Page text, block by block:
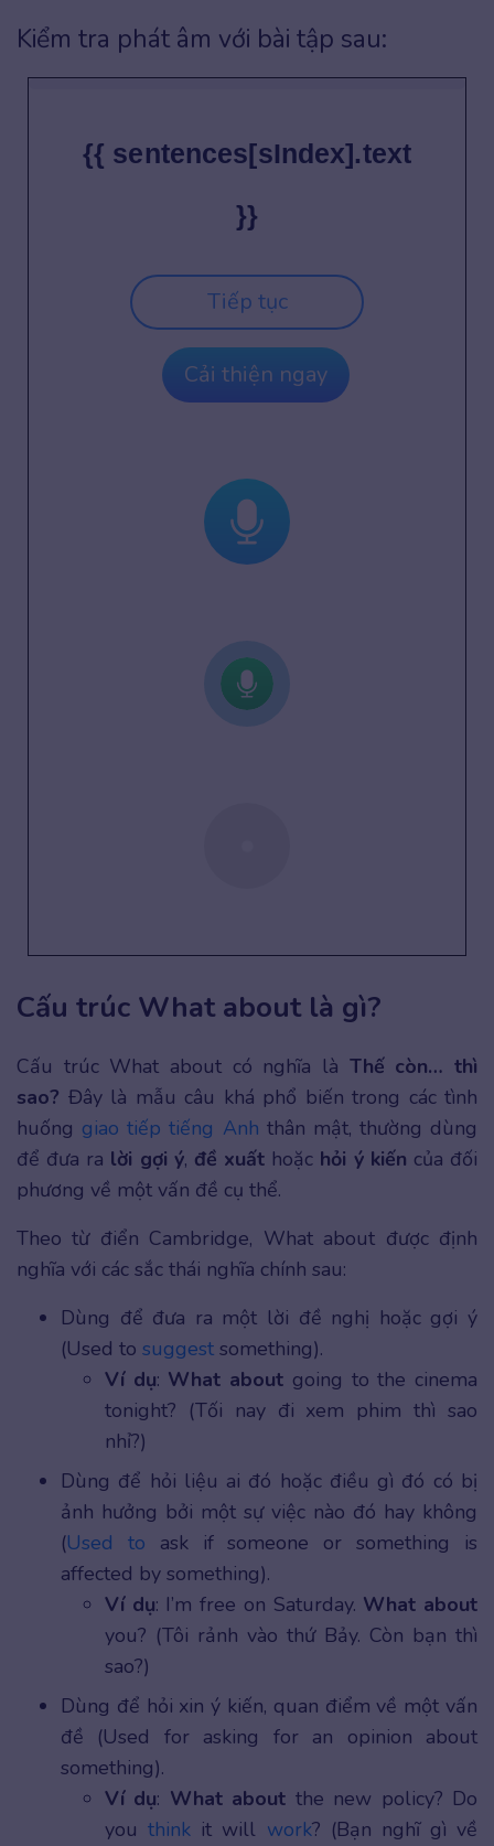
Kiểm tra phát âm với bài tập sau:
{{ sentences[sIndex].text
}}
Tiếp tục
Cải thiện ngay
Cấu trúc What about là gì?
Cấu trúc What about có nghĩa là Thế còn… thì
sao? Đây là mẫu câu khá phổ biến trong các tình
huống giao tiếp tiếng Anh thân mật, thường dùng
để đưa ra lời gợi ý, đề xuất hoặc hỏi ý kiến của đối
phương về một vấn đề cụ thể.
Theo từ điển Cambridge, What about được định
nghĩa với các sắc thái nghĩa chính sau:
Dùng để đưa ra một lời đề nghị hoặc gợi ý
(Used to suggest something).
Ví dụ: What about going to the cinema
tonight? (Tối nay đi xem phim thì sao
nhỉ?)
Dùng để hỏi liệu ai đó hoặc điều gì đó có bị
ảnh hưởng bởi một sự việc nào đó hay không
(Used to ask if someone or something is
affected by something).
Ví dụ: I’m free on Saturday. What about
you? (Tôi rảnh vào thứ Bảy. Còn bạn thì
sao?)
Dùng để hỏi xin ý kiến, quan điểm về một vấn
đề (Used for asking for an opinion about
something).
Ví dụ: What about the new policy? Do
youthink it will work? (Bạn nghĩ gì về